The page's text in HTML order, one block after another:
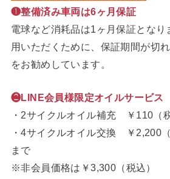
❶整備済み車両は6ヶ月保証
電球など消耗品は1ヶ月保証となり
用いただくために、保証期間が切
をお勧めしています。
❷LINE会員様限定オイルサービス
・2サイクルオイル補充 ￥110（
・4サイクルオイル交換 ￥2,200
まで
※非会員価格は￥3,300（税込）